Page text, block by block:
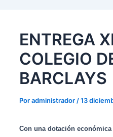
ENTREGA
COLEGIO
BARCLAYS
Poradministrador /13
Con una dotación